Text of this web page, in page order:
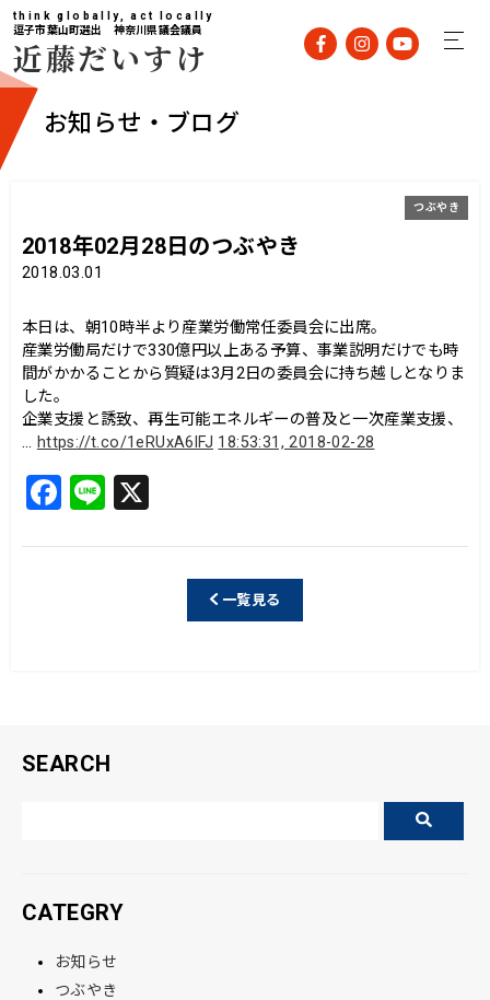
think globally, act locally
逗子市葉山町選出 神奈川県議会議員
近藤だいすけ
お知らせ・ブログ
2018年02月28日のつぶやき
2018.03.01
つぶやき
本日は、朝10時半より産業労働常任委員会に出席。
産業労働局だけで330億円以上ある予算、事業説明だけでも時
間がかかることから質疑は3月2日の委員会に持ち越しとなりま
した。
企業支援と誘致、再生可能エネルギーの普及と一次産業支援、
… https://t.co/1eRUxA6lFJ 18:53:31, 2018-02-28
F
a
c
Li
n
e
一覧見る
SEARCH
CATEGRY
お知らせ
つぶやき